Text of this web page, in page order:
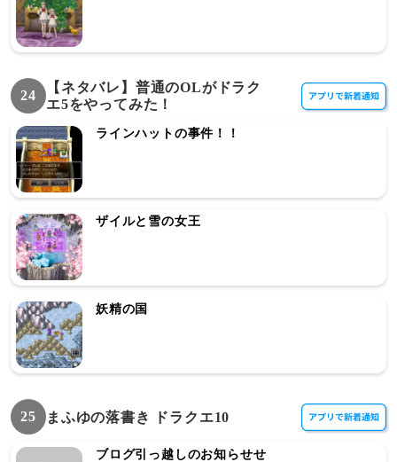
24
【ネタバレ】普通のOLがドラク
エ5をやってみた！
ラインハットの事件！！
ザイルと雪の女王
妖精の国
25 まふゆの落書き ドラクエ10
ブログ引っ越しのお知らせせ